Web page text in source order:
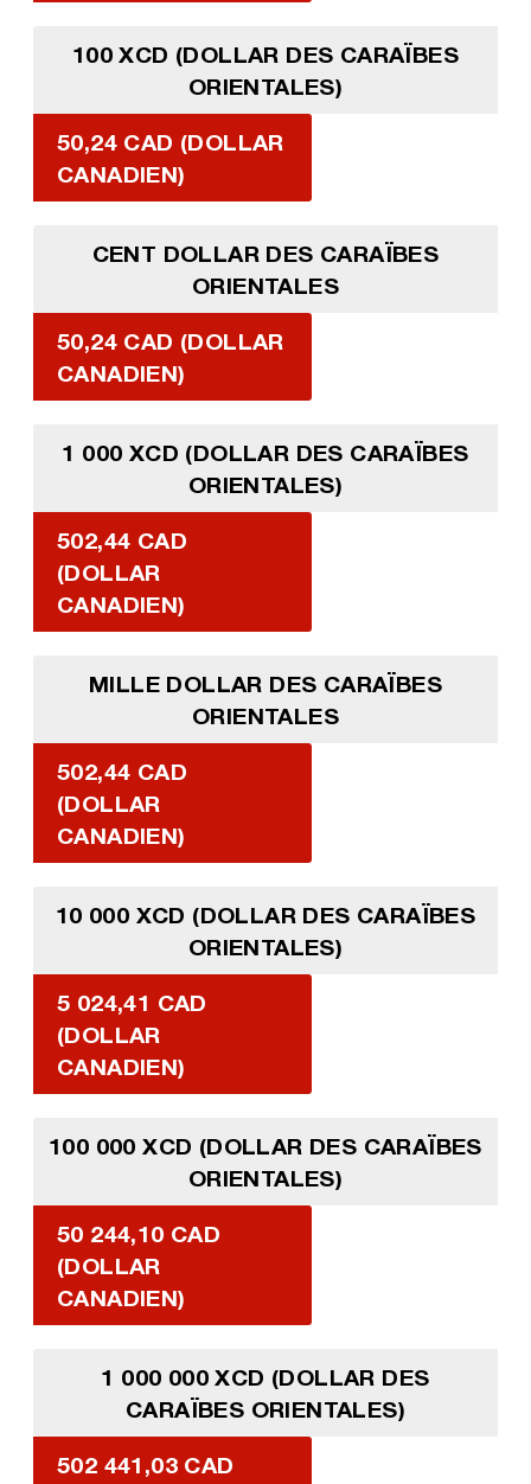
100 XCD (DOLLAR DES CARAÏBES
ORIENTALES)
50,24 CAD (DOLLAR
CANADIEN)
CENT DOLLAR DES CARAÏBES
ORIENTALES
50,24 CAD (DOLLAR
CANADIEN)
1 000 XCD (DOLLAR DES CARAÏBES
ORIENTALES)
502,44 CAD
(DOLLAR
CANADIEN)
MILLE DOLLAR DES CARAÏBES
ORIENTALES
502,44 CAD
(DOLLAR
CANADIEN)
10 000 XCD (DOLLAR DES CARAÏBES
ORIENTALES)
5 024,41 CAD
(DOLLAR
CANADIEN)
100 000 XCD (DOLLAR DES CARAÏBES
ORIENTALES)
50 244,10 CAD
(DOLLAR
CANADIEN)
1 000 000 XCD (DOLLAR DES
CARAÏBES ORIENTALES)
502 441,03 CAD